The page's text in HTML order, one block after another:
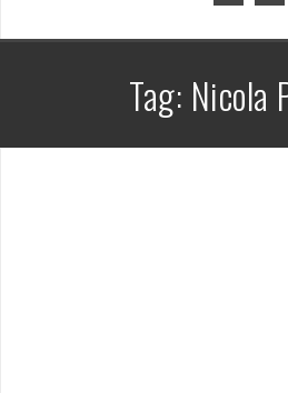
Tag: Nicola